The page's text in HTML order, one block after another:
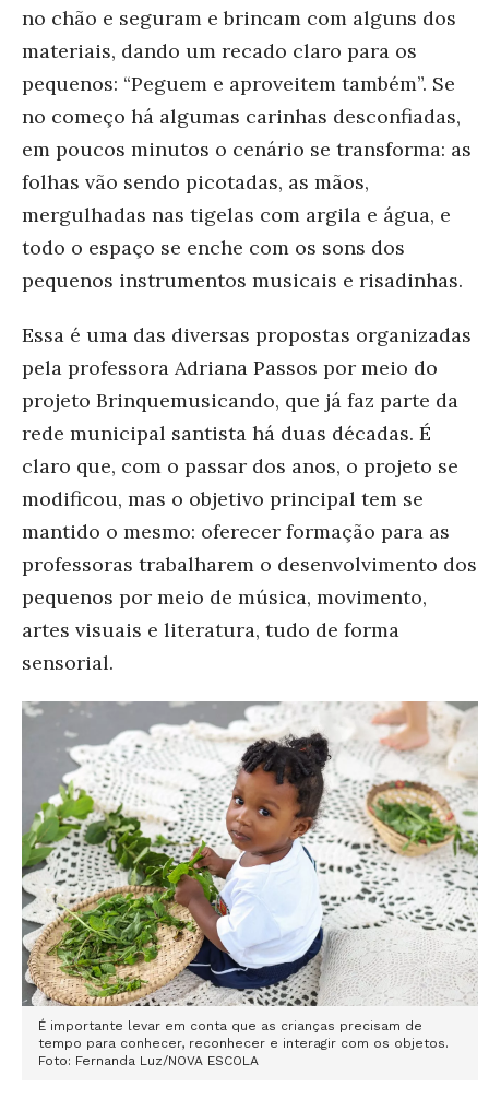
no chão e seguram e brincam com alguns dos
materiais, dando um recado claro para os
pequenos: “Peguem e aproveitem também”. Se
no começo há algumas carinhas desconfiadas,
em poucos minutos o cenário se transforma: as
folhas vão sendo picotadas, as mãos,
mergulhadas nas tigelas com argila e água, e
todo o espaço se enche com os sons dos
pequenos instrumentos musicais e risadinhas.
Essa é uma das diversas propostas organizadas
pela professora Adriana Passos por meio do
projeto Brinquemusicando, que já faz parte da
rede municipal santista há duas décadas. É
claro que, com o passar dos anos, o projeto se
modificou, mas o objetivo principal tem se
mantido o mesmo: oferecer formação para as
professoras trabalharem o desenvolvimento dos
pequenos por meio de música, movimento,
artes visuais e literatura, tudo de forma
sensorial.
É importante levar em conta que as crianças precisam de
tempo para conhecer, reconhecer e interagir com os objetos.
Foto: Fernanda Luz/NOVA ESCOLA